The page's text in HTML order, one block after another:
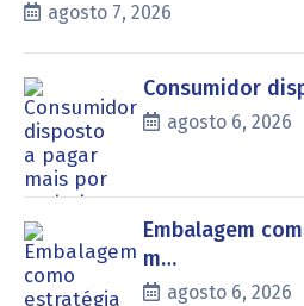
agosto 7, 2026
Consumidor
agosto 6, 2026
Embalagem
m…
agosto 6, 2026